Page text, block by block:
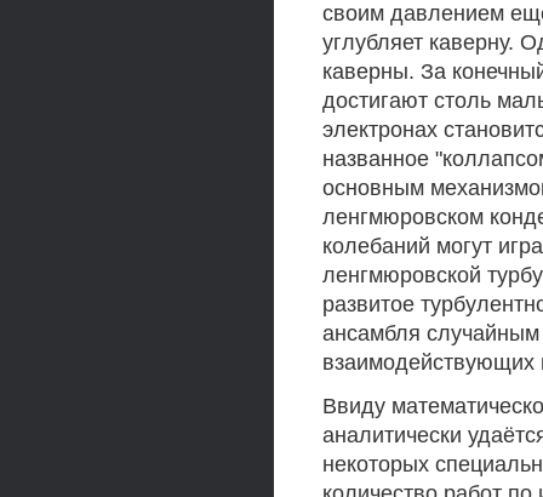
своим давлением
углубляет каверну.
каверны. За
достигают столь
электронах
названное
основным
ленгмюровском
колебаний могут
ленгмюровской
развитое
ансамбля
взаимодействующих
Ввиду
аналитически
некоторых